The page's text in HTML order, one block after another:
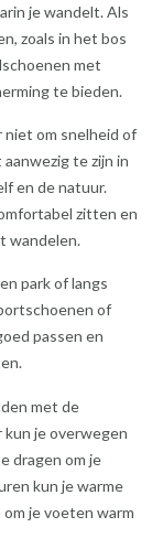
je wandelt. Als
zoals in het bos
met
te bieden.
niet om snelheid of
te zijn in
en de natuur.
zitten en
wandelen.
park of langs
of
passen en
met de
je overwegen
dragen om je
kun je warme
je voeten warm